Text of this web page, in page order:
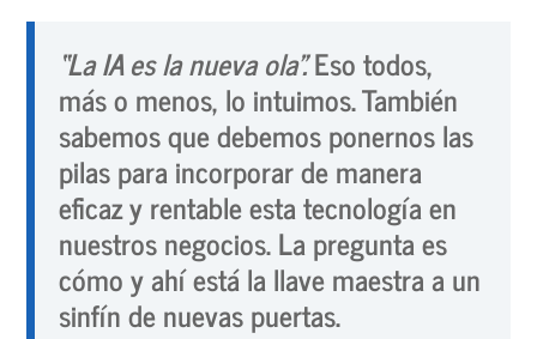
“La IA es la nueva ola”.Eso todos,
más o menos, lo intuimos. También
sabemos que debemos ponernos las
pilas para incorporar de manera
eficaz y rentable esta tecnología en
nuestros negocios. La pregunta es
cómo y ahí está la llave maestra a un
sinfín de nuevas puertas.